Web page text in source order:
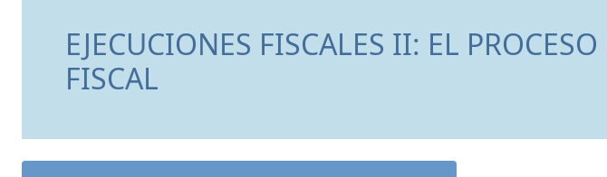
EJECUCIONES FISCALES II: EL
FISCAL